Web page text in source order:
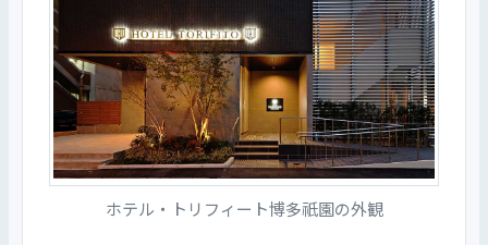
ホテル・トリフィート博多祇園の外観